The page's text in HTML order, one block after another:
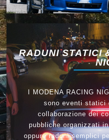
RADUNI STATICI
I MODENA RACING
sono eventi statici
collaborazione dei
pubbliche organizzati
oppure raduni semplici